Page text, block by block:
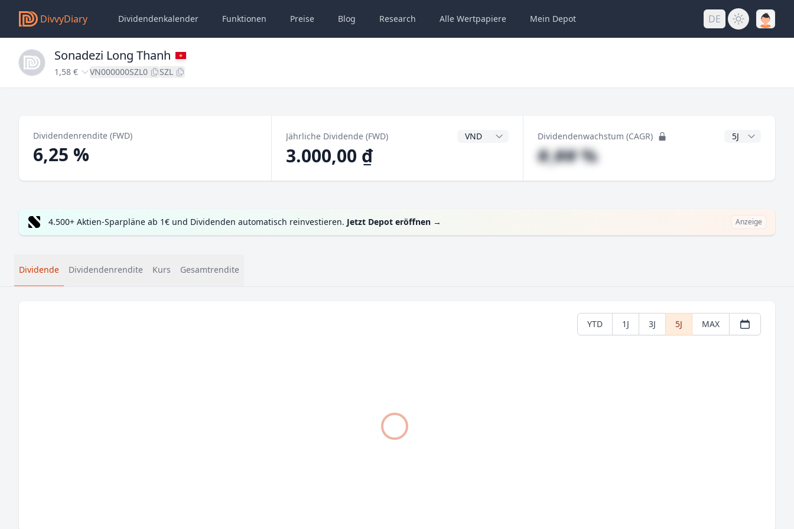
DivvyDiary Dividendenkalender Funktionen Preise Blog Research Alle Wertpapiere Mein Depot DE
Sonadezi Long Thanh
1,58 € VN000000SZL0 SZL
Dividendenrendite (FWD)
6,25 %
Jährliche Dividende (FWD) Dividendenwährung
3.000,00 ₫
Dividendenwachstum (CAGR) CAGR Jahre
#,## %
4.500+ Aktien-Sparpläne ab 1€ und Dividenden automatisch reinvestieren. Jetzt Depot eröffnen → Anzeige
Dividende Dividendenrendite Kurs Gesamtrendite
YTD 1J 3J 5J MAX